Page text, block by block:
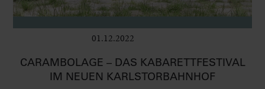
01.12.2022
CARAMBOLAGE – DAS KABARETTFESTIVAL
IM NEUEN KARLSTORBAHNHOF